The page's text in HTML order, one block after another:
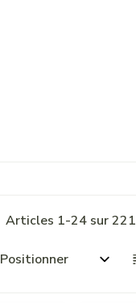
Articles 1-24 sur221
Trier par: